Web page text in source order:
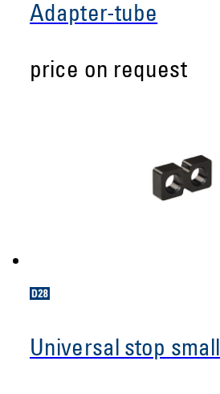
Adapter-tube
price on request
Universal stop small